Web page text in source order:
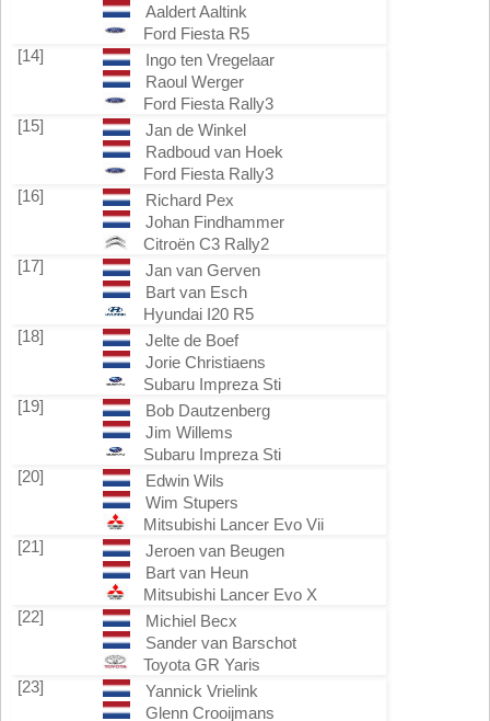
Aaldert Aaltink
Ford Fiesta R5
[14]
Ingo ten Vregelaar
Raoul Werger
Ford Fiesta Rally3
[15]
Jan de Winkel
Radboud van Hoek
Ford Fiesta Rally3
[16]
Richard Pex
Johan Findhammer
Citroën C3 Rally2
[17]
Jan van Gerven
Bart van Esch
Hyundai I20 R5
[18]
Jelte de Boef
Jorie Christiaens
Subaru Impreza Sti
[19]
Bob Dautzenberg
Jim Willems
Subaru Impreza Sti
[20]
Edwin Wils
Wim Stupers
Mitsubishi Lancer Evo Vii
[21]
Jeroen van Beugen
Bart van Heun
Mitsubishi Lancer Evo X
[22]
Michiel Becx
Sander van Barschot
Toyota GR Yaris
[23]
Yannick Vrielink
Glenn Crooijmans